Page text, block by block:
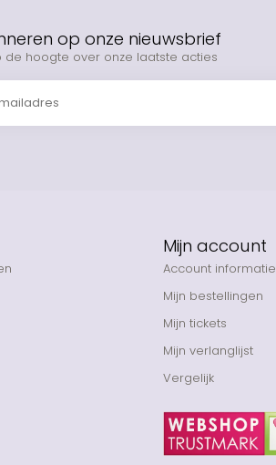
op onze nieuwsbrief
de hoogte over onze laatste acties
Mijn account
Account informatie
Mijn bestellingen
Mijn tickets
Mijn verlanglijst
Vergelijk